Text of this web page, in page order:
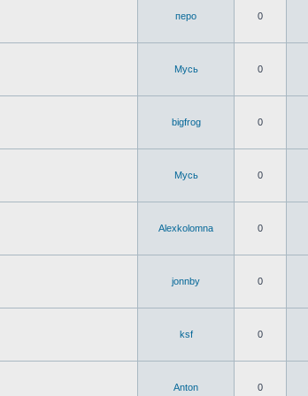
перо 0
Мусь 0
bigfrog 0
Мусь 0
Alexkolomna 0
jonnby 0
ksf 0
Anton 0